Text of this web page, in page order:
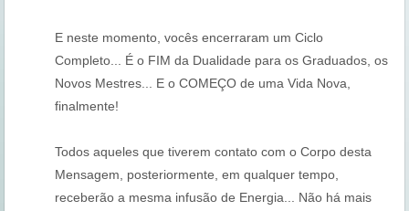
E neste momento, vocês encerraram um Ciclo
Completo... É o FIM da Dualidade para os Graduados, os
Novos Mestres... E o COMEÇO de uma Vida Nova,
finalmente!
Todos aqueles que tiverem contato com o Corpo desta
Mensagem, posteriormente, em qualquer tempo,
receberão a mesma infusão de Energia... Não há mais